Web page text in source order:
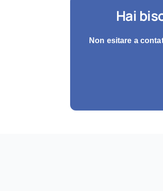
Hai
Non esitare a